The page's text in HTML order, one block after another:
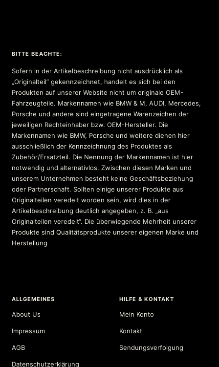
BITTE BEACHTE:
Sofern in der Artikelbeschreibung nicht ausdrücklich als
„Originalteil“ gekennzeichnet, handelt es sich bei den
Produkten auf unserer Website nicht um originale OEM-
Fahrzeugteile. Markennamen wie BMW & M, AUDI, Mercedes,
Porsche und andere sind eingetragene Warenzeichen der
jeweiligen Rechteinhaber bzw. OEM-Hersteller. Die
Markennamen wie BMW, Porsche und weitere dienen hier
ausschließlich der Kennzeichnung des Produktes als
Zubehör/Ersatzteil. Die Nennung der Markennamen ist hier
notwendig und alternativlos. Zwischen diesen Marken und
unserem Unternehmen besteht keine Geschäftsbeziehung
oder Partnerschaft. Sollten einige unserer Produkte aus
Originalteilen veredelt worden sein, wird dies in der
Artikelbeschreibung deutlich angegeben, z. B. „aus
Originalteilen veredelt“. Die überwiegende Mehrheit unserer
Produkte sind Qualitätsprodukte unserer eigenen Marke und
Herstellung
ALLGEMEINES
About Us
Impressum
AGB
Datenschutzerklärung
HILFE & KONTAKT
Mein Konto
Kontakt
Sendungsverfolgung